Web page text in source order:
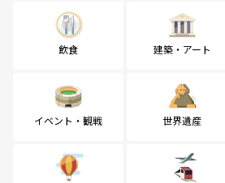
飲食 建築・アート
イベント・観戦 世界遺産